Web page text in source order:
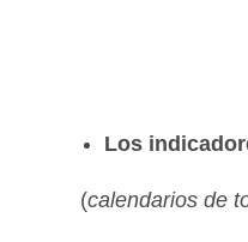
Los
(calendarios de